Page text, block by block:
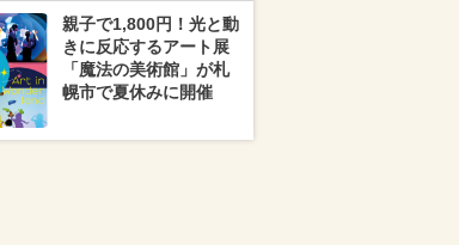
親子で1,800円！光と動
きに反応するアート展
「魔法の美術館」が札
幌市で夏休みに開催